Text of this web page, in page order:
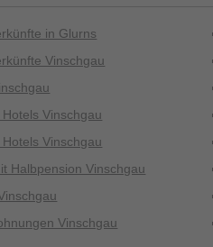
in Glurns
Vinschgau
Vinschgau
Vinschgau
Halbpension Vinschgau
Vinschgau